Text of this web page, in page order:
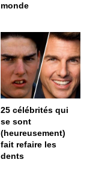
monde
25 célébrités qui
se sont
(heureusement)
fait refaire les
dents